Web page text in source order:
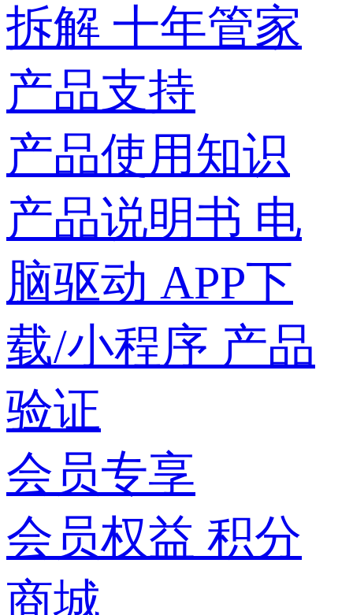
拆解 十年管家
产品支持
产品使用知识
产品说明书 电
脑驱动 APP下
载/小程序 产品
验证
会员专享
会员权益 积分
商城